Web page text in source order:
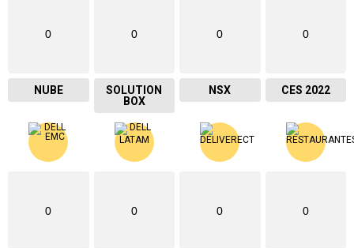
0
NUBE
0
SOLUTION
BOX
0
NSX
0
CES 2022
0 0 0 0